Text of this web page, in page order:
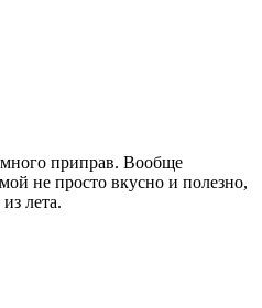
приправ. Вообще
не просто вкусно и полезно,
лета.